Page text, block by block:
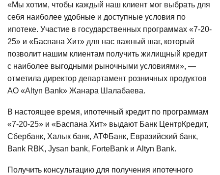
«Мы хотим, чтобы каждый наш клиент мог выбрать для
себя наиболее удобные и доступные условия по
ипотеке. Участие в государственных программах «7-20-
25» и «Баспана Хит» для нас важный шаг, который
позволит нашим клиентам получить жилищный кредит
с наиболее выгодными рыночными условиями», —
отметила директор департамент розничных продуктов
АО «Altyn Bank» Жанара Шалабаева.
В настоящее время, ипотечный кредит по программам
«7-20-25» и «Баспана Хит» выдают Банк ЦентрКредит,
Сбербанк, Халык банк, АТФБанк, Евразийский банк,
Bank RBK, Jysan bank, ForteBank и Altyn Bank.
Получить консультацию для получения ипотечного